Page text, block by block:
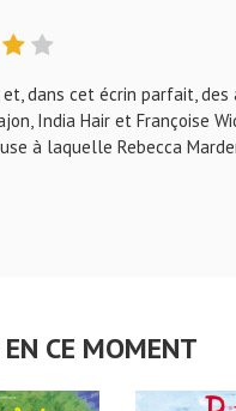
dans cet écrin parfait,
India Hair et
à laquelle Rebecca
CE MOMENT